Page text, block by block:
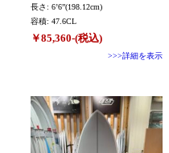
未使用
長さ: 6’6”(198.12cm)
容積: 47.6CL
￥85,360-(税込)
>>>詳細を表示